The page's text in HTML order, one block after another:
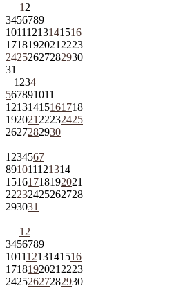
1 2
3456789
10111213141516
1718192021 2223
24252627282930
31
1 234
567891011
12131415161718
192021 22232425
2627282930
1 234567
891011121314
15161718192021
22232425262728
293031
1 2
3456789
10111213141516
1718192021 2223
24252627282930